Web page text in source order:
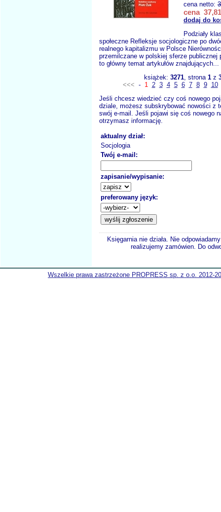
cena netto:
cena
dodaj do
Podziały
społeczne Refleksje socjologiczne po
realnego kapitalizmu w Polsce
przemilczane w polskiej sferze publicznej
to główny temat artykułów znajdujących...
książek: 3271, strona 1z
<<< - 1 2 3 4 5 6 7 8 9
10
Jeśli chcesz wiedzieć czy coś nowego
dziale, możesz subskrybować nowości z
swój e-mail. Jeśli pojawi się coś nowego
otrzymasz informację.
aktualny dział:
Socjologia
Twój e-mail:
zapisanie/wypisanie:
preferowany język:
Księgarnia nie działa. Nie
realizujemy zamówien. Do
Wszelkie prawa zastrzeżone PROPRESS sp. z o.o. 2012-